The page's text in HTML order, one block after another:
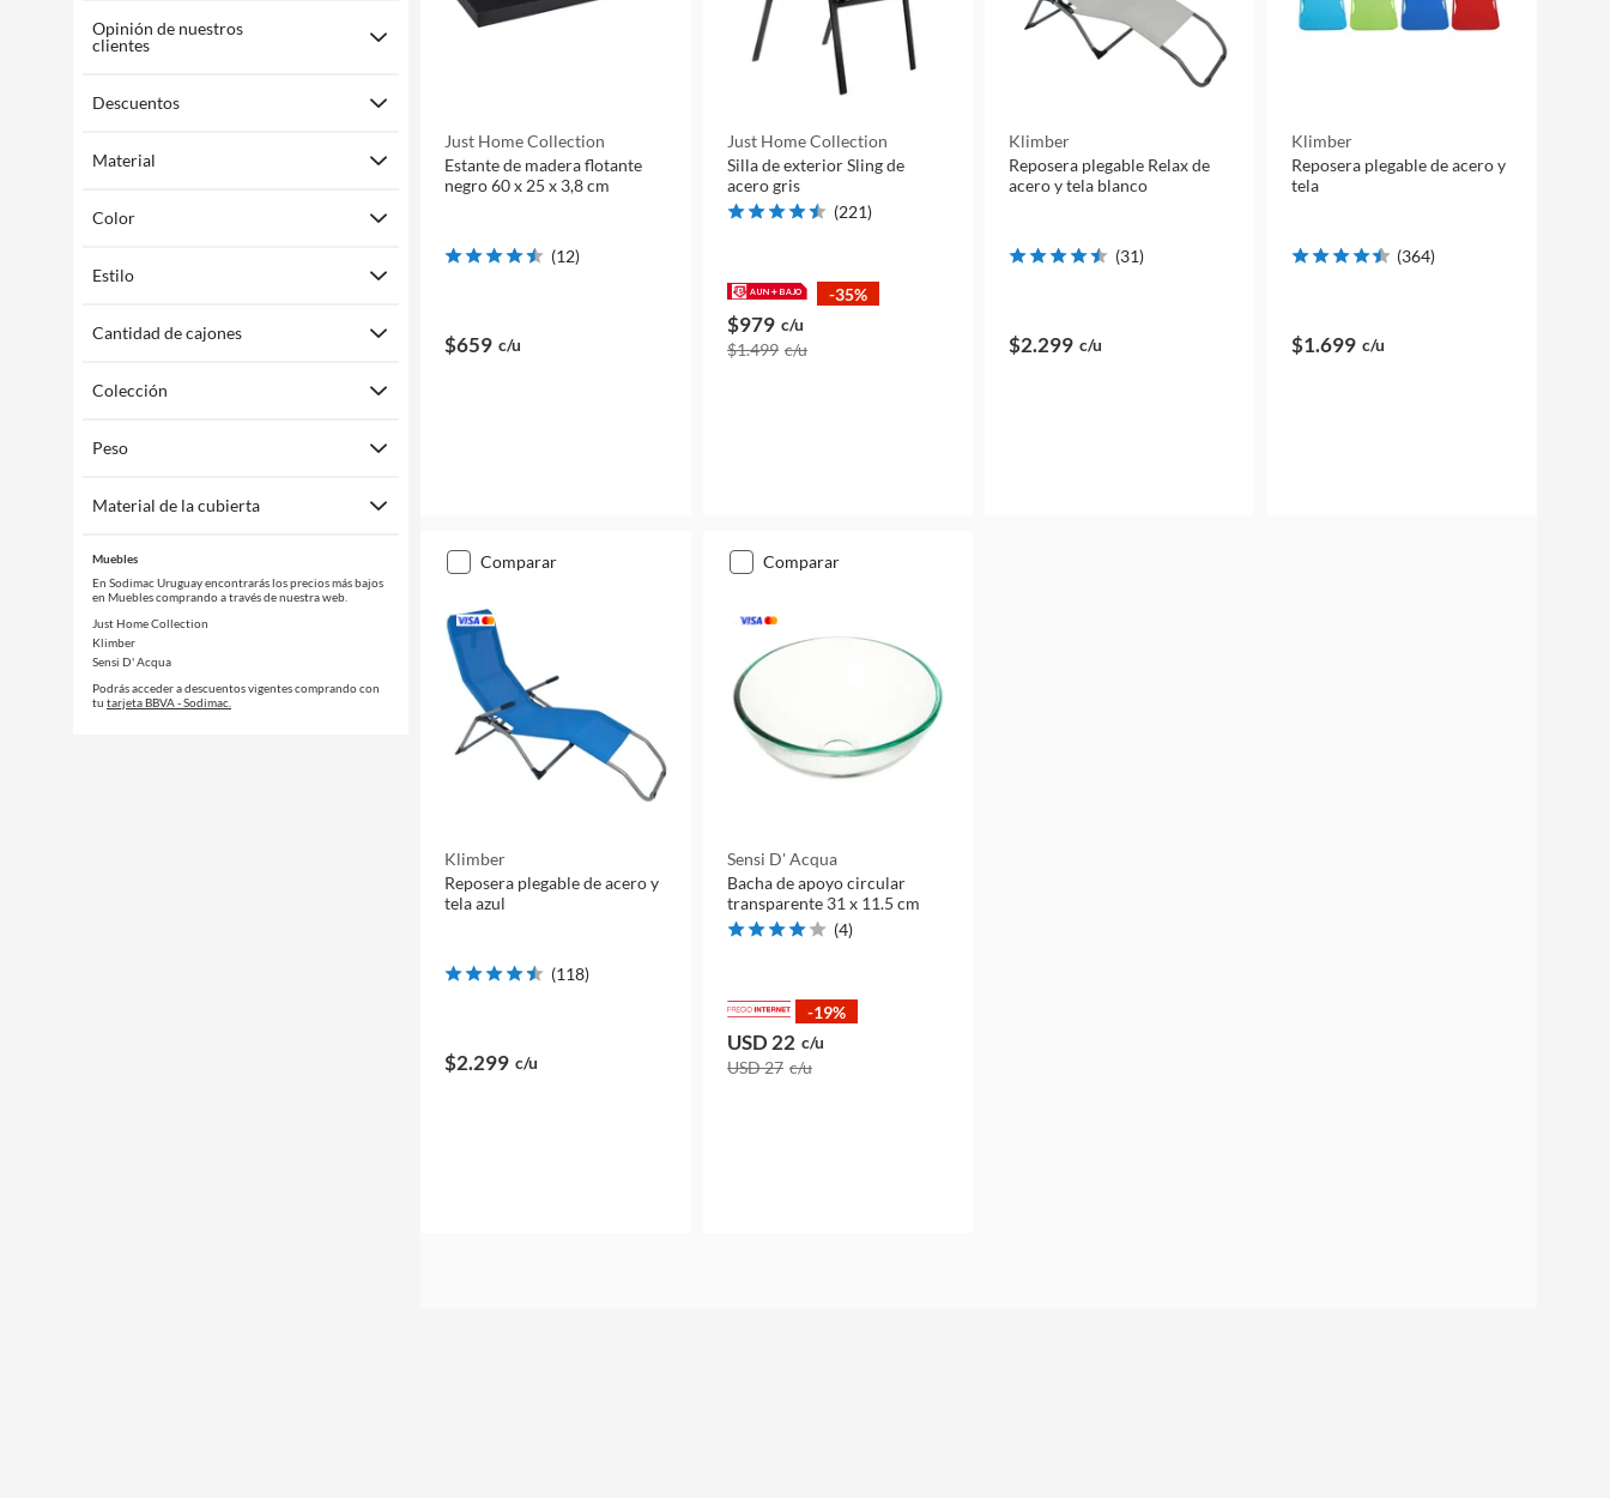
Opinión de nuestros
clientes
Descuentos
Material
Color
Estilo
Cantidad de cajones
Colección
Peso
Material de la cubierta
Muebles
En Sodimac Uruguay encontrarás los precios más bajos
en Muebles comprando a través de nuestra web.
Just Home Collection
Klimber
Sensi D' Acqua
Podrás acceder a descuentos vigentes comprando con
tu tarjeta BBVA - Sodimac.
Just Home Collection
Estante de madera flotante
negro 60 x 25 x 3,8 cm
(12)
$659 c/u
Just Home Collection
Silla de exterior Sling de
acero gris
(221)
-35%
$979 c/u
$1.499 c/u
Klimber
Reposera plegable Relax de
acero y tela blanco
(31)
$2.299 c/u
Klimber
Reposera plegable de acero y
tela
(364)
$1.699 c/u
comparar
Klimber
Reposera plegable de acero y
tela azul
(118)
$2.299 c/u
comparar
Sensi D' Acqua
Bacha de apoyo circular
transparente 31 x 11.5 cm
(4)
-19%
USD 22 c/u
USD 27 c/u